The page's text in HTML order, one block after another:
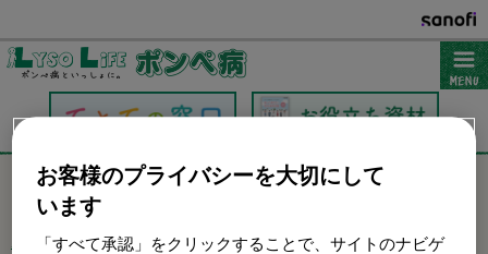
ポンぺ病に関するさまざまな情報提供を通じてポンぺ病の患者さんおよびそのご家
族をサポートします。
症状から見つけるポンペ病
ポンペ病TOP＞ 症状から見つけるポンペ病
お客様のプライバシーを大切にして
います
「すべて承認」をクリックすることで、サイトのナビゲ